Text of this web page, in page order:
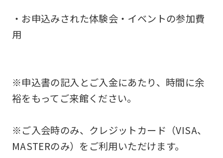
・お申込みされた体験会・イベントの参加費
用
※申込書の記入とご入金にあたり、時間に余
裕をもってご来館ください。
※ご入会時のみ、クレジットカード（VISA、
MASTERのみ）をご利用いただけます。
accurate
may
differ
the
original